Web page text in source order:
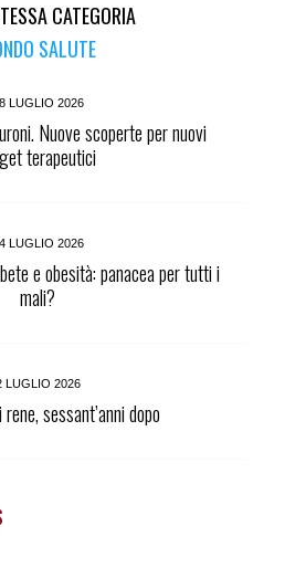
CATEGORIA
SALUTE
LUGLIO 2026
Nuove scoperte per nuovi
terapeutici
LUGLIO 2026
e obesità: panacea per tutti i
mali?
LUGLIO 2026
sessant’anni dopo